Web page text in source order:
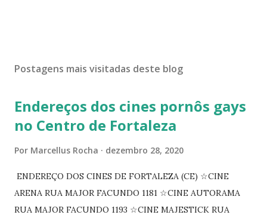
Postagens mais visitadas deste blog
Endereços dos cines pornôs gays
no Centro de Fortaleza
Por Marcellus Rocha dezembro 28, 2020
ENDEREÇO DOS CINES DE FORTALEZA (CE) ☆CINE
ARENA RUA MAJOR FACUNDO 1181 ☆CINE AUTORAMA
RUA MAJOR FACUNDO 1193 ☆CINE MAJESTICK RUA